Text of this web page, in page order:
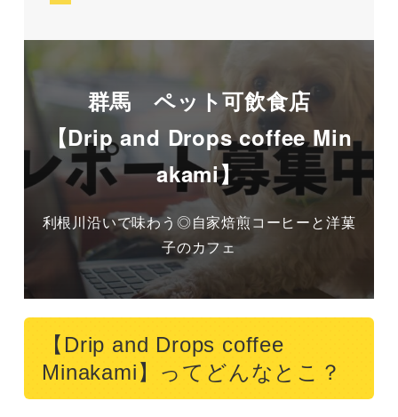
群馬 ペット可飲食店
【Drip and Drops coffee Min
akami】
利根川沿いで味わう◎自家焙煎コーヒーと洋菓
子のカフェ
【Drip and Drops coffee
Minakami】ってどんなとこ？